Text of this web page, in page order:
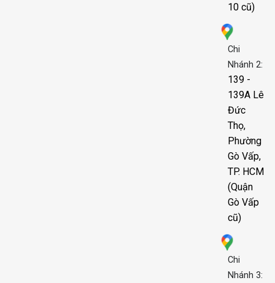
10 cũ)
Chi
Nhánh 2:
139 -
139A Lê
Đức
Thọ,
Phường
Gò Vấp,
TP. HCM
(Quận
Gò Vấp
cũ)
Chi
Nhánh 3: